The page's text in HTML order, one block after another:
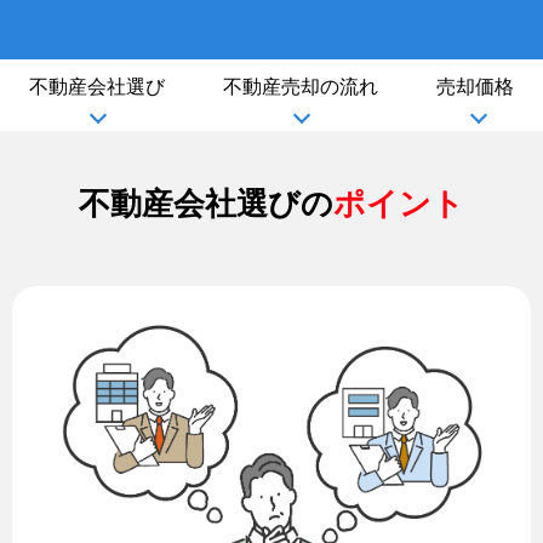
不動産会社選び 不動産売却の流れ 売却価格
不動産会社選びのポイント